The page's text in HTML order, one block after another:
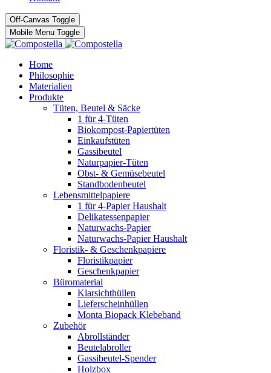
Off-Canvas Toggle
Mobile Menu Toggle
Home
Philosophie
Materialien
Produkte
Tüten, Beutel & Säcke
1 für 4-Tüten
Biokompost-Papiertüten
Einkaufstüten
Gassibeutel
Naturpapier-Tüten
Obst- & Gemüsebeutel
Standbodenbeutel
Lebensmittelpapiere
1 für 4-Papier Haushalt
Delikatessenpapier
Naturwachs-Papier
Naturwachs-Papier Haushalt
Floristik- & Geschenkpapiere
Floristikpapier
Geschenkpapier
Büromaterial
Klarsichthüllen
Lieferscheinhüllen
Monta Biopack Klebeband
Zubehör
Abrollständer
Beutelabroller
Gassibeutel-Spender
Holzbox